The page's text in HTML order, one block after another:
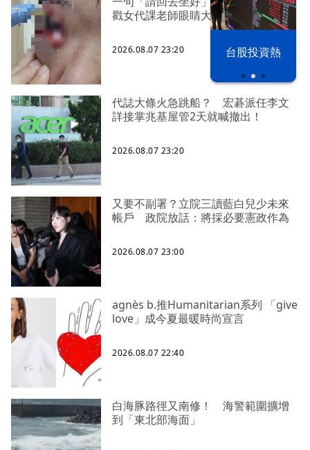
漢光42演習 台股投資熱
戳女代課老師眼睛大失血近失明
2026.08.07 23:20
代誌大條火急跳船？ 宏碁派任李文
詳接掌兆基屋管2天就喊撤出！
2026.08.07 23:20
又要不副署？立院三讀藍白兒少未來
帳戶 政院放話：將採必要憲政作為
2026.08.07 23:00
agnès b.推Humanitarian系列 「give
love」成今夏最暖時尚宣言
2026.08.07 22:40
白海豚路徑又南修！ 海警範圍擴增
到「東北部海面」